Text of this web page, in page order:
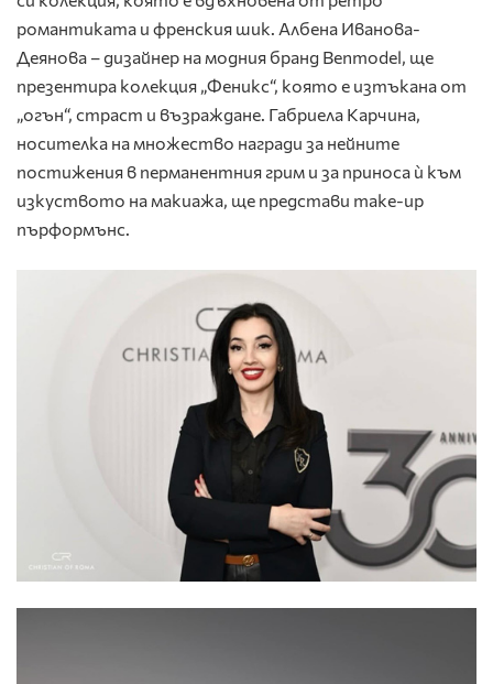
романтиката и френския шик. Албена Иванова-
Деянова – дизайнер на модния бранд Benmodel, ще
презентира колекция „Феникс“, която е изтъкана от
„огън“, страст и възраждане. Габриела Карчина,
носителка на множество награди за нейните
постижения в перманентния грим и за приноса ѝ към
изкуството на макиажа, ще представи make-up
пърформънс.